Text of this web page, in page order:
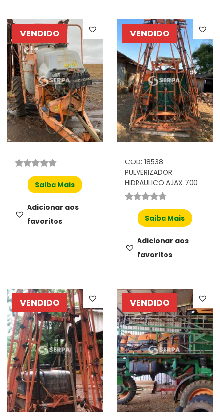
VENDIDO
Saiba Mais
Adicionar aos
favoritos
VENDIDO
COD: 18538
PULVERIZADOR
HIDRAULICO AJAX 700
Saiba Mais
Adicionar aos
favoritos
VENDIDO VENDIDO